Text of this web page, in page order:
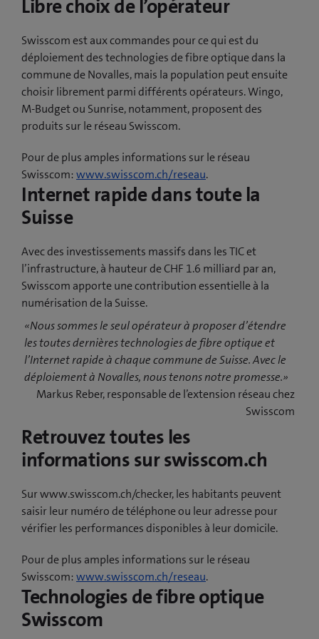
Libre choix de l’opérateur
Swisscom est aux commandes pour ce qui est du
déploiement des technologies de fibre optique dans la
commune de Novalles, mais la population peut ensuite
choisir librement parmi différents opérateurs. Wingo,
M-Budget ou Sunrise, notamment, proposent des
produits sur le réseau Swisscom.
Pour de plus amples informations sur le réseau
Swisscom: www.swisscom.ch/reseau.
Internet rapide dans toute la
Suisse
Avec des investissements massifs dans les TIC et
l’infrastructure, à hauteur de CHF 1.6 milliard par an,
Swisscom apporte une contribution essentielle à la
numérisation de la Suisse.
«Nous sommes le seul opérateur à proposer d’étendre
les toutes dernières technologies de fibre optique et
l’Internet rapide à chaque commune de Suisse. Avec le
déploiement à Novalles, nous tenons notre promesse.»
Markus Reber, responsable de l’extension réseau chez
Swisscom
Retrouvez toutes les
informations sur swisscom.ch
Sur www.swisscom.ch/checker, les habitants peuvent
saisir leur numéro de téléphone ou leur adresse pour
vérifier les performances disponibles à leur domicile.
Pour de plus amples informations sur le réseau
Swisscom: www.swisscom.ch/reseau.
Technologies de fibre optique
Swisscom